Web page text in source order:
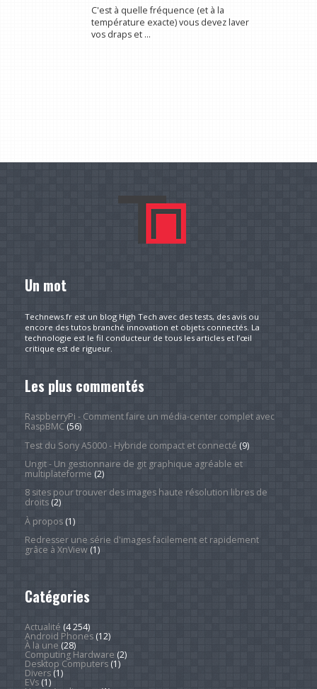
C'est à quelle fréquence (et à la
température exacte) vous devez laver
vos draps et ...
Un mot
Technews.fr est un blog High Tech avec des tests, des avis ou
encore des tutos branché innovation et objets connectés. La
technologie est le fil conducteur de tous les articles et l’œil
critique est de rigueur.
Les plus commentés
RaspberryPi - Comment faire un média-center complet avec
RaspBMC(56)
Test du Sony A5000 - Hybride compact et connecté (9)
Ungit - Un gestionnaire de git graphique agréable et
multiplateforme (2)
8 sites pour trouver des images haute résolution libres de
droits(2)
À propos(1)
Redresser une série d'images facilement et rapidement
grâce à XnView(1)
Catégories
Actualité (4 254)
Android Phones(12)
À la une (28)
Computing Hardware (2)
Desktop Computers(1)
Divers(1)
EVs(1)